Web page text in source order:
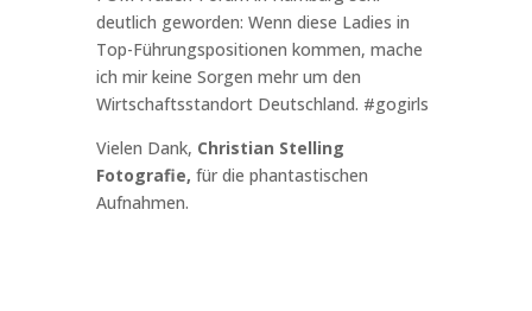
deutlich geworden: Wenn diese Ladies in
Top-Führungspositionen kommen, mache
ich mir keine Sorgen mehr um den
Wirtschaftsstandort Deutschland. #gogirls
Vielen Dank, Christian Stelling
Fotografie, für die phantastischen
Aufnahmen.